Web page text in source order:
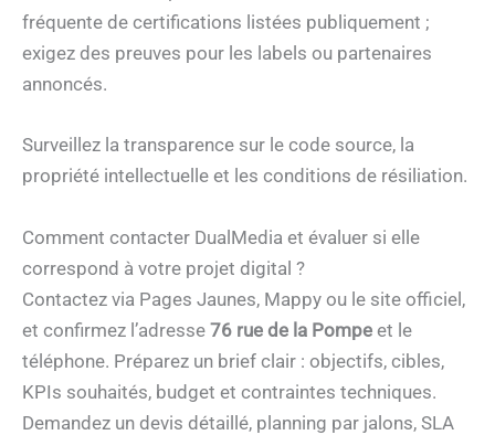
fréquente de certifications listées publiquement ;
exigez des preuves pour les labels ou partenaires
annoncés.
Surveillez la transparence sur le code source, la
propriété intellectuelle et les conditions de résiliation.
Comment contacter DualMedia et évaluer si elle
correspond à votre projet digital ?
Contactez via Pages Jaunes, Mappy ou le site officiel,
et confirmez l’adresse 76 rue de la Pompe et le
téléphone. Préparez un brief clair : objectifs, cibles,
KPIs souhaités, budget et contraintes techniques.
Demandez un devis détaillé, planning par jalons, SLA